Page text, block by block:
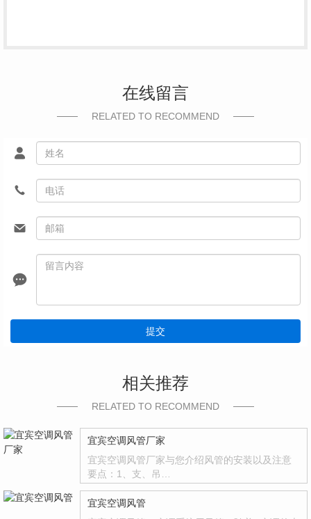
在线留言
RELATED TO RECOMMEND
提交
相关推荐
RELATED TO RECOMMEND
宜宾空调风管厂家
宜宾空调风管厂家与您介绍风管的安装以及注意
要点：1、支、吊…
宜宾空调风管